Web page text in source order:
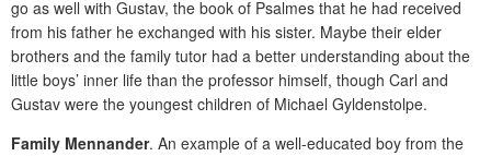
go as well with Gustav, the book of Psalmes that he had received
from his father he exchanged with his sister. Maybe their elder
brothers and the family tutor had a better understanding about the
little boys’ inner life than the professor himself, though Carl and
Gustav were the youngest children of Michael Gyldenstolpe.
Family Mennander. An example of a well-educated boy from the